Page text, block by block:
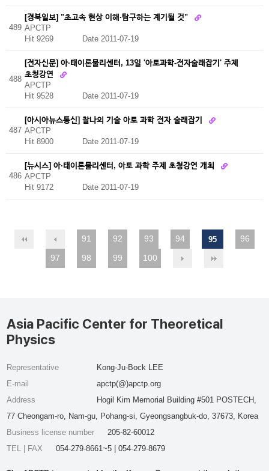
489
[경북일보] "초고속 현상 이해·탐구하는 계기될 것"
APCTP
Hit 9269
Date 2011-07-19
488
[전자신문] 아·태이론물리센터, 13일 '아토과학-전자술래잡기' 주제
초청강연
APCTP
Hit 9528 Date 2011-07-19
487
[아시아뉴스통신] 찰나의 기술 아토 과학 전자 술래잡기
APCTP
Hit 8900
Date 2011-07-19
486
[뉴시스] 아·태이론물리센터, 아토 과학 주제 초청강연 개최
APCTP
Hit 9172
Date 2011-07-19
91 92 93 94 95
96
97
98 99 100
Asia Pacific Center for Theoretical
Physics
Representative
Kong-Ju-Bock LEE
E-mail
apctp(@)apctp.org
Address
Hogil Kim Memorial Building #501 POSTECH,
77 Cheongam-ro, Nam-gu, Pohang-si, Gyeongsangbuk-do, 37673, Korea
Business license number
205-82-60012
TEL | FAX
054-279-8661~5 | 054-279-8679